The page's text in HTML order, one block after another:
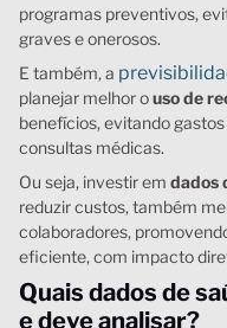
programas preventivos,
graves e onerosos.
E também, a
planejar melhor ouso de
benefícios, evitando
consultas médicas.
Ou seja, investir em dados
reduzir custos, também
colaboradores,
eficiente, com impacto
Quais dados de
e deve analisar?